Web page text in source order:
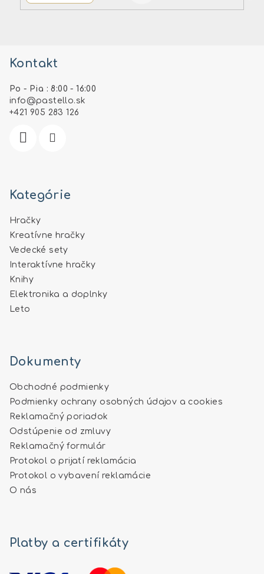
Kontakt
Po - Pia : 8:00 - 16:00
info @pastello.sk
+421 905 283 126
Kategórie
Hračky
Kreatívne hračky
Vedecké sety
Interaktívne hračky
Knihy
Elektronika a doplnky
Leto
Dokumenty
Obchodné podmienky
Podmienky ochrany osobných údajov a cookies
Reklamačný poriadok
Odstúpenie od zmluvy
Reklamačný formulár
Protokol o prijatí reklamácia
Protokol o vybavení reklamácie
O nás
Platby a certifikáty